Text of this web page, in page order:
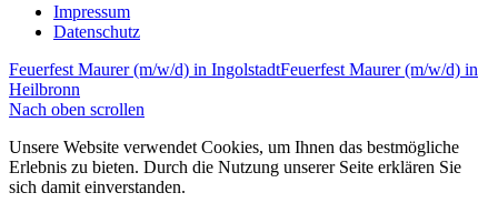
Impressum
Datenschutz
Feuerfest Maurer (m/w/d) in IngolstadtFeuerfest Maurer (m/w/d) in
Heilbronn
Nach oben scrollen
Unsere Website verwendet Cookies, um Ihnen das bestmögliche
Erlebnis zu bieten. Durch die Nutzung unserer Seite erklären Sie
sich damit einverstanden.